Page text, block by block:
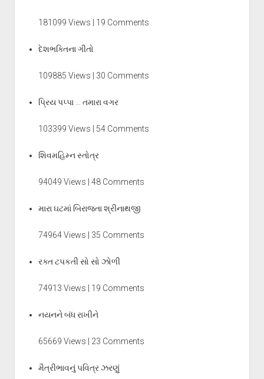
181099 Views | 19 Comments
દેશભક્તિના ગીતો
109885 Views | 30 Comments
પ્રિય પપ્પા … તમારા વગર
103399 Views | 54 Comments
શિવમહિમ્ન સ્તોત્ર
94049 Views | 48 Comments
મારા ઘટમાં બિરાજતા શ્રીનાથજી
74964 Views | 35 Comments
રક્ત ટપકતી સો સો ઝોળી
74913 Views | 19 Comments
નયનને બંધ રાખીને
65669 Views | 23 Comments
મૈત્રીભાવનું પવિત્ર ઝરણું